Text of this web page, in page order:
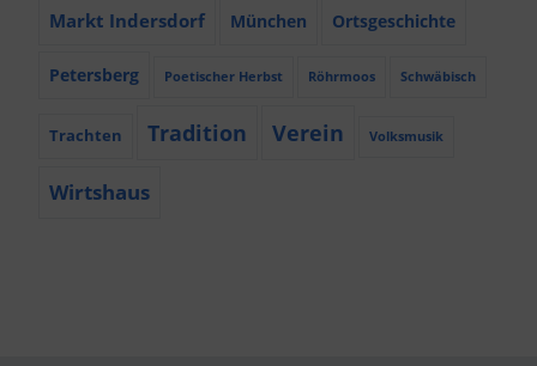
Markt Indersdorf München Ortsgeschichte
Petersberg Poetischer Herbst Röhrmoos Schwäbisch
Trachten Tradition Verein Volksmusik
Wirtshaus